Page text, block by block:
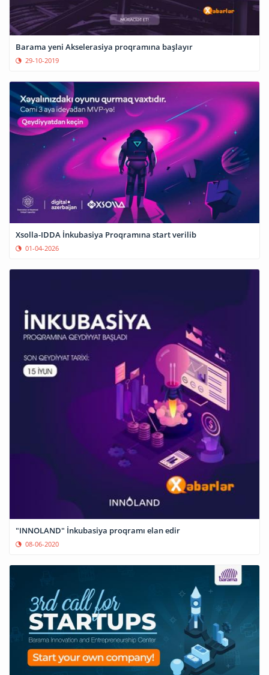
Barama yeni Akselerasiya proqramına başlayır
29-10-2019
Xsolla-IDDA İnkubasiya Proqramına start verilib
01-04-2026
"INNOLAND" İnkubasiya proqramı elan edir
08-06-2020